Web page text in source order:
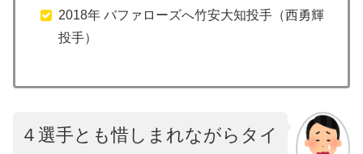
2018年 バファローズへ竹安大知投手（西勇輝
投手）
４選手とも惜しまれながらタイ